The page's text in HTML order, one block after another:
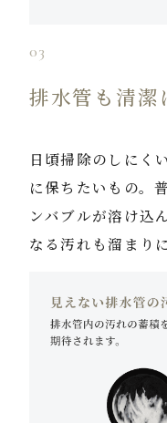
03
排水管も清潔
日頃掃除のしにく
に保ちたいもの。
ンバブルが溶け込
なる汚れも溜まり